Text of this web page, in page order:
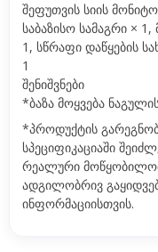
შეფუთვის სიის
საბაზისო სამაგრი ×
1, სწრაფი დაწყების
1
შენიშვნები
*ბაზა მოყვება
*პროდუქტის
სპეციფიკაციაში
რეალური
ადგილობრივ
ინფორმაციისთვის.